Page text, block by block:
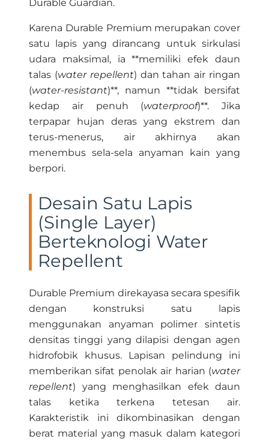
Durable Guardian.
Karena Durable Premium merupakan cover
satu lapis yang dirancang untuk sirkulasi
udara maksimal, ia **memiliki efek daun
talas (water repellent) dan tahan air ringan
(water-resistant)**, namun **tidak bersifat
kedap air penuh (waterproof)**. Jika
terpapar hujan deras yang ekstrem dan
terus-menerus, air akhirnya akan
menembus sela-sela anyaman kain yang
berpori.
Desain Satu Lapis
(Single Layer)
Berteknologi Water
Repellent
Durable Premium direkayasa secara spesifik
dengan konstruksi satu lapis
menggunakan anyaman polimer sintetis
densitas tinggi yang dilapisi dengan agen
hidrofobik khusus. Lapisan pelindung ini
memberikan sifat penolak air harian (water
repellent) yang menghasilkan efek daun
talas ketika terkena tetesan air.
Karakteristik ini dikombinasikan dengan
berat material yang masuk dalam kategori